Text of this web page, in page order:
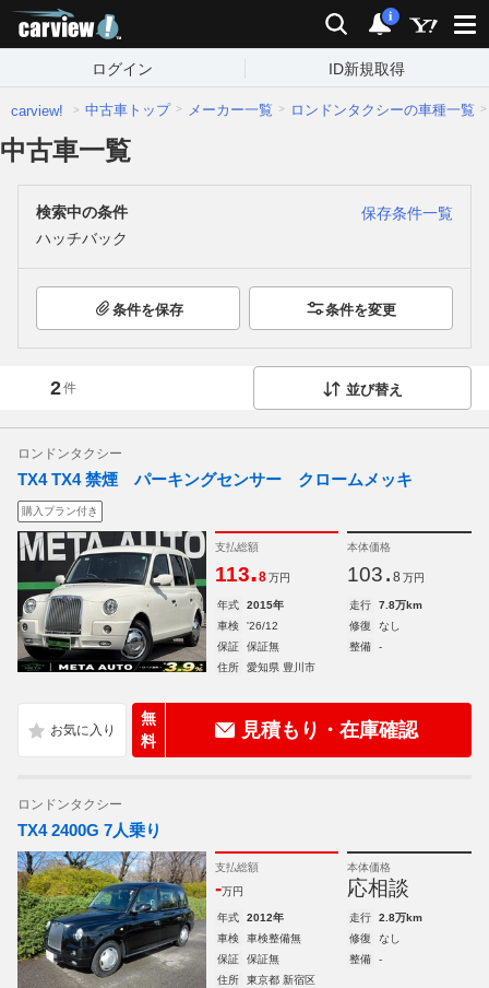
検索 通知
i
ログイン ID新規取得
carview! 中古車トップ メーカー一覧 ロンドンタクシーの車種一覧
中古車一覧
検索中の条件
保存条件一覧
ハッチバック
条件を保存 条件を変更
2件 並び替え
ロンドンタクシー
TX4 TX4 禁煙 パーキングセンサー クロームメッキ
購入プラン付き
支払総額
113.8 万円
本体価格
103. 8 万円
年式 2015年 走行
7.8万km
車検
'26/12 修復
なし
保証
保証無 整備
-
住所
愛知県 豊川市
無
料
見積もり・在庫確認
ロンドンタクシー
TX4 2400G 7人乗り
支払総額
-万円
本体価格
応相談
年式 2012年 走行
2.8万km
車検
車検整備無 修復
なし
保証
保証無 整備
-
住所
東京都 新宿区